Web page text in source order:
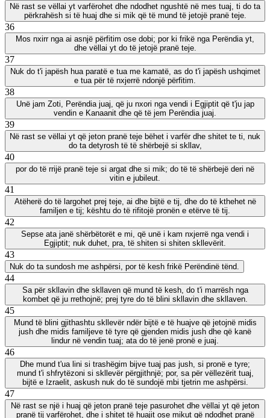
Në rast se vëllai yt varfërohet dhe ndodhet ngushtë në mes tuaj, ti do ta
përkrahësh si të huaj dhe si mik që të mund të jetojë pranë teje.
36
Mos nxirr nga ai asnjë përfitim ose dobi; por ki frikë nga Perëndia yt,
dhe vëllai yt do të jetojë pranë teje.
37
Nuk do t'i japësh hua paratë e tua me kamatë, as do t'i japësh ushqimet
e tua për të nxjerrë ndonjë përfitim.
38
Unë jam Zoti, Perëndia juaj, që ju nxori nga vendi i Egjiptit që t'ju jap
vendin e Kanaanit dhe që të jem Perëndia juaj.
39
Në rast se vëllai yt që jeton pranë teje bëhet i varfër dhe shitet te ti, nuk
do ta detyrosh të të shërbejë si skllav,
40
por do të rrijë pranë teje si argat dhe si mik; do të të shërbejë deri në
vitin e jubileut.
41
Atëherë do të largohet prej teje, ai dhe bijtë e tij, dhe do të kthehet në
familjen e tij; kështu do të rifitojë pronën e etërve të tij.
42
Sepse ata janë shërbëtorët e mi, që unë i kam nxjerrë nga vendi i
Egjiptit; nuk duhet, pra, të shiten si shiten skllevërit.
43
Nuk do ta sundosh me ashpërsi, por të kesh frikë Perëndinë tënd.
44
Sa për skllavin dhe skllaven që mund të kesh, do t'i marrësh nga
kombet që ju rrethojnë; prej tyre do të blini skllavin dhe skllaven.
45
Mund të blini gjithashtu skllevër ndër bijtë e të huajve që jetojnë midis
jush dhe midis familjeve të tyre që gjenden midis jush dhe që kanë
lindur në vendin tuaj; ata do të jenë pronë e juaj.
46
Dhe mund t'ua lini si trashëgim bijve tuaj pas jush, si pronë e tyre;
mund t'i shfrytëzoni si skllevër përgjithnjë; por, sa për vëllezërit tuaj,
bijtë e Izraelit, askush nuk do të sundojë mbi tjetrin me ashpërsi.
47
Në rast se një i huaj që jeton pranë teje pasurohet dhe vëllai yt që jeton
pranë tij varfërohet, dhe i shitet të huajit ose mikut që ndodhet pranë